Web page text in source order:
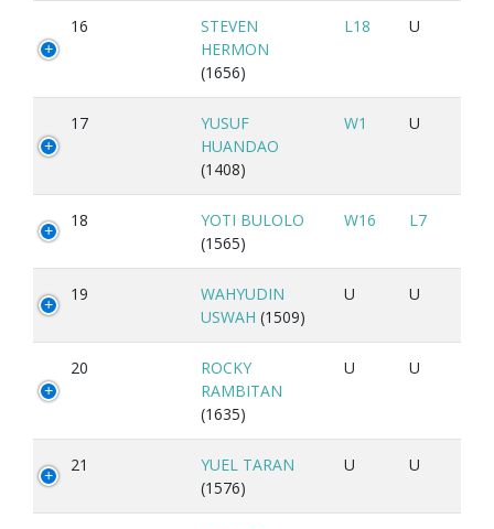
16
STEVEN
HERMON
(1656)
L18 U
17
YUSUF
HUANDAO
(1408)
W1 U
18
YOTI BULOLO
(1565)
W16 L7
19
WAHYUDIN
USWAH (1509)
U U
20
ROCKY
RAMBITAN
(1635)
U U
21
YUEL TARAN
(1576)
U U